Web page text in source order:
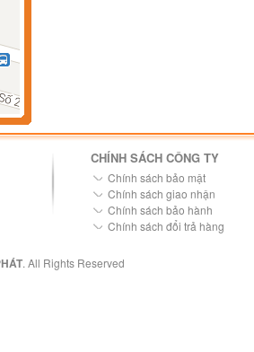
CHÍNH SÁCH CÔNG TY
Chính sách bảo mật
Chính sách giao nhận
Chính sách bảo hành
Chính sách đổi trả hàng
. All Rights Reserved